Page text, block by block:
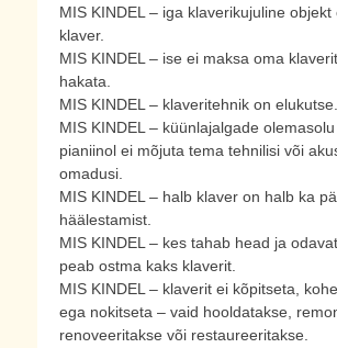
MIS KINDEL – iga klaverikujuline objekt
klaver.
MIS KINDEL – ise ei maksa oma
hakata.
MIS KINDEL – klaveritehnik on elukutse.
MIS KINDEL – küünlajalgade
pianiinol ei mõjuta tema tehnilisi või
omadusi.
MIS KINDEL – halb klaver on halb ka
häälestamist.
MIS KINDEL – kes tahab head ja
peab ostma kaks klaverit.
MIS KINDEL – klaverit ei kõpitseta,
ega nokitseta – vaid hooldatakse,
renoveeritakse või restaureeritakse.